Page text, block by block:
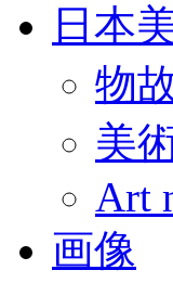
日本
物
美
Art
画像